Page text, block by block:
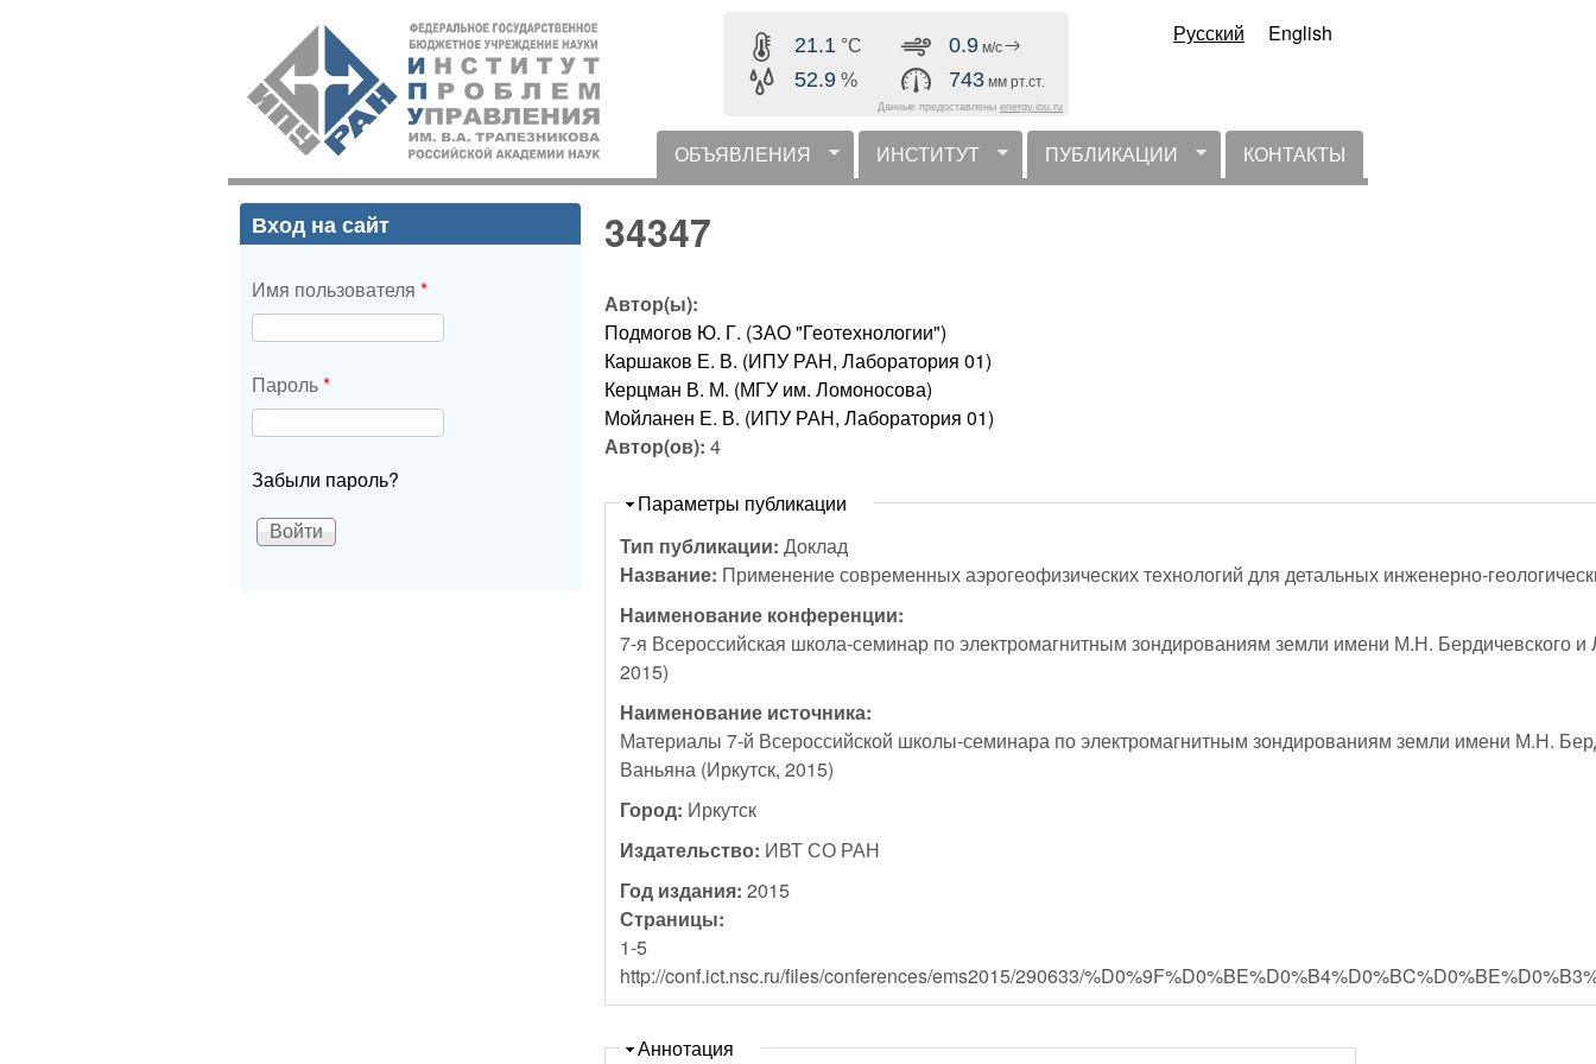
содержанию
ИПУ
РАН
21.1 °C
52.9 %
0.9 м/с
743 мм рт.ст.
Данные предоставлены energy.ipu.ru
Русский English
горизонтальное меню
ОБЪЯВЛЕНИЯ ИНСТИТУТ ПУБЛИКАЦИИ КОНТАКТЫ
34347
Автор(ы):
Подмогов Ю. Г. (ЗАО "Геотехнологии")
Каршаков Е. В. (ИПУ РАН, Лаборатория 01)
Керцман В. М. (МГУ им. Ломоносова)
Мойланен Е. В. (ИПУ РАН, Лаборатория 01)
Автор(ов):4
Скрыть
Параметры публикации
Тип публикации:Доклад
Название: Применение современных аэрогеофизических технологий для детальных инженерно-
Наименование конференции:
7-я Всероссийская школа-семинар по электромагнитным зондированиям земли имени М.Н. Бердичевского и
2015)
Наименование источника:
Материалы 7-й Всероссийской школы-семинара по электромагнитным зондированиям земли имени М.Н.
Ваньяна (Иркутск, 2015)
Город: Иркутск
Издательство: ИВТ СО РАН
Год издания:2015
Страницы:
1-5
http://conf.ict.nsc.ru/files/conferences/ems2015/290633/
Скрыть
Аннотация
Вход на сайт
Имя пользователя *
Пароль*
Забыли пароль?